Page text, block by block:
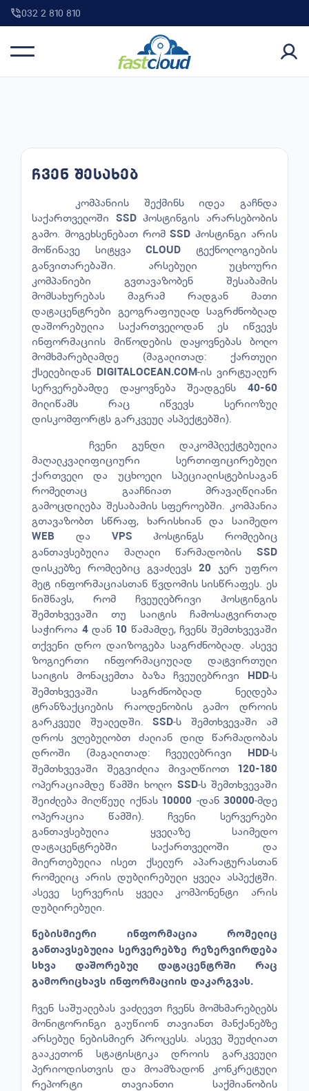
032 2 810 810
ჩვენ შესახებ
კომპანიის შექმინს იდეა გაჩნდა
საქართველოში SSDჰოსტინგის არარსებობის
გამო. მოგეხსენებათ რომSSD ჰოსტინგი არის
მოწინავე სიტყვაCLOUD ტექნოლოგიების
განვითარებაში. არსებული უცხოური
კომპანიები გვთავაზობენ შესაბამის
მომსახურებას მაგრამ რადგან მათი
დატაცენტრები გეოგრაფიულად საგრძნობლად
დაშორებულია საქართველოდან ეს იწვევს
ინფორმაციის მიწოდების დაყოვნებას ბოლო
მომხმარებლამდე (მაგალითად: ქართული
ქსელებიდან DIGITALOCEAN.COM-ის ვირტუალურ
სერვერებამდე დაყოვნება შეადგენს 40-60
მილიწამს რაც იწვევს სერიოზულ
დისკომფორტს გარკვეულ ასპექტებში).
ჩვენი გუნდი დაკომპლექტებულია
მაღალკვალიფიციური სერთიფიცირებული
ქართველი და უცხოელი სპეციალისტებისაგან
რომელთაც გააჩნიათ მრავალწლიანი
გამოცდილება შესაბამის სფეროებში. კომპანია
გთავაზობთ სწრაფ, ხარისხიან და საიმედო
WEB და VPS ჰოსტინგს რომლებიც
განთავსებულია მაღალი წარმადობის SSD
დისკებზე რომლებიც გვაძლევს 20
ჯერ უფრო
მეტ ინფორმაციასთან წვდომის სისწრაფეს. ეს
ნიშნავს, რომ ჩვეულებრივი ჰოსტინგის
შემთხვევაში თუ საიტის ჩამოსატვირთად
საჭიროა 4დან10 წამამდე, ჩვენს შემთხვევაში
თქვენი დრო დაიზოგება საგრძნობლად. ასევე
ზოგიერთი ინფორმაციულად დატვირთული
საიტის მონაცემთა ბაზა ჩვეულებრივი
HDD-ს
შემთხვევაში საგრძნობლად ნელდება
ტრანზაქციების რაოდენობის გამო დროის
გარკვეულ შუალედში. SSD-ს შემთხვევაში ამ
დროს ვღებულობთ ძალიან დიდ წარმადობას
დროში (მაგალითად: ჩვეულებრივი
HDD-ს
შემთხვევაში შეგვიძლია მივაღწიოთ 120-180
ოპერაციამდე წამში ხოლო SSD-ს შემთხვევაში
შეიძლება მიღწეულ იქნას10000 -დან30000-მდე
ოპერაცია წამში). ჩვენი სერვერები
განთავსებულია ყველაზე საიმედო
დატაცენტრებში საქართველოში და
მიერთებულია ისეთ ქსელურ აპარატურასთან
რომელიც არის დუბლირებული ყველა ასპექტში.
ასევე სერვერის ყველა კომპონენტი არის
დუბლირებული.
ნებისმიერი ინფორმაცია რომელიც
განთავსებულია სერვერებზე რეზერვირდება
სხვა დაშორებულ დატაცენტრში რაც
გამორიცხავს ინფორმაციის დაკარგვას.
ჩვენ საშუალებას ვაძლევთ ჩვენს მომხმარებლებს
მონიტორინგი გაუწიონ თავიანთ მანქანებზე
არსებულ ნებისმიერ პროცესს. ასევე შეუძლიათ
გააკეთონ სტატისტიკა დროის გარკვეული
პერიოდისთვის და მოამზადონ კონკრეტული
რეპორტი თავიანთი საქმიანობის